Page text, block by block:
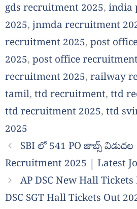
gds recruitment 2025, india
2025, jnmda recruitment
recruitment 2025, post
2025, post office
recruitment 2025, railway
tamil, ttd recruitment, ttd
ttd recruitment 2025, ttd
2025
SBI లో 541 PO జాబ్స్ విడుదల
Recruitment 2025 | Latest
AP DSC New Hall
DSC SGT Hall Tickets Out